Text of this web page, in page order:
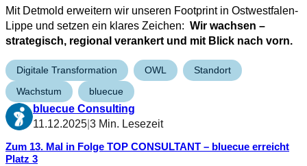
Mit Detmold erweitern wir unseren Footprint in Ostwestfalen-
Lippe und setzen ein klares Zeichen: Wir wachsen –
strategisch, regional verankert und mit Blick nach vorn.
Digitale Transformation OWL
Standort
Wachstum
bluecue
bluecue Consulting
11.12.2025 3 Min. Lesezeit
Zum 13. Mal in Folge TOP CONSULTANT – bluecue erreicht
Platz 3